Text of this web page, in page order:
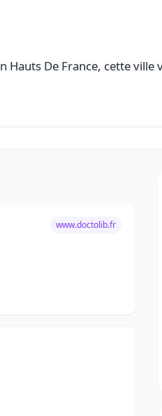
Hauts De France, cette
www.doctolib.fr